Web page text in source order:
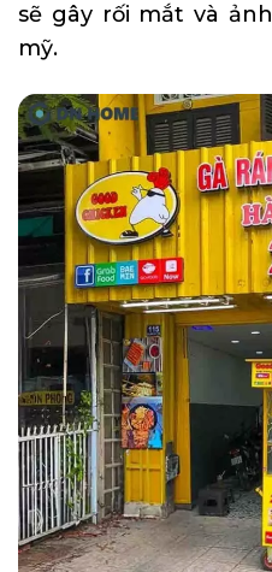
sẽ gây rối mắt và
mỹ.